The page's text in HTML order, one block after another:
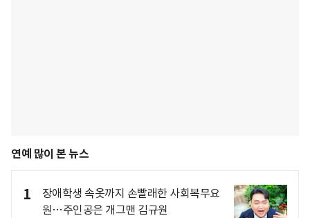
연예 많이 본 뉴스
1
장애학생 속옷까지 손빨래한 사회복무요
원…주인공은 개그맨 김규원